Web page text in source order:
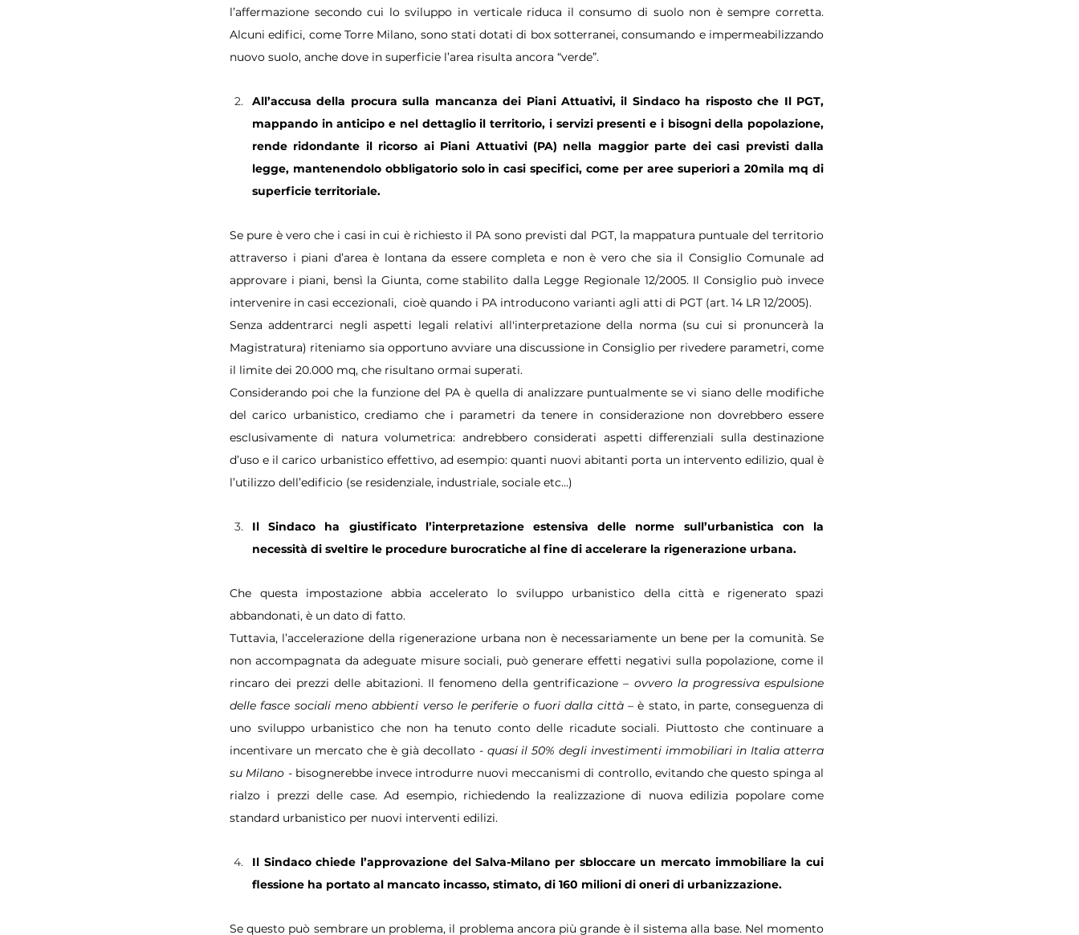
l’affermazione secondo cui lo sviluppo in verticale riduca il consumo di suolo non è sempre corretta.
Alcuni edifici, come Torre Milano, sono stati dotati di box sotterranei, consumando e impermeabilizzando
nuovo suolo, anche dove in superficie l’area risulta ancora “verde”.
All’accusa della procura sulla mancanza dei Piani Attuativi, il Sindaco ha risposto che Il PGT,
mappando in anticipo e nel dettaglio il territorio, i servizi presenti e i bisogni della popolazione,
rende ridondante il ricorso ai Piani Attuativi (PA) nella maggior parte dei casi previsti dalla
legge, mantenendolo obbligatorio solo in casi specifici, come per aree superiori a 20mila mq di
superficie territoriale.
Se pure è vero che i casi in cui è richiesto il PA sono previsti dal PGT, la mappatura puntuale del territorio
attraverso i piani d’area è lontana da essere completa e non è vero che sia il Consiglio Comunale ad
approvare i piani, bensì la Giunta, come stabilito dalla Legge Regionale 12/2005. Il Consiglio può invece
intervenire in casi eccezionali,  cioè quando i PA introducono varianti agli atti di PGT (art. 14 LR 12/2005).
Senza addentrarci negli aspetti legali relativi all'interpretazione della norma (su cui si pronuncerà la
Magistratura) riteniamo sia opportuno avviare una discussione in Consiglio per rivedere parametri, come
il limite dei 20.000 mq, che risultano ormai superati.
Considerando poi che la funzione del PA è quella di analizzare puntualmente se vi siano delle modifiche
del carico urbanistico, crediamo che i parametri da tenere in considerazione non dovrebbero essere
esclusivamente di natura volumetrica: andrebbero considerati aspetti differenziali sulla destinazione
d’uso e il carico urbanistico effettivo, ad esempio: quanti nuovi abitanti porta un intervento edilizio, qual è
l’utilizzo dell’edificio (se residenziale, industriale, sociale etc…)
Il Sindaco ha giustificato l’interpretazione estensiva delle norme sull’urbanistica con la
necessità di sveltire le procedure burocratiche al fine di accelerare la rigenerazione urbana.
Che questa impostazione abbia accelerato lo sviluppo urbanistico della città e rigenerato spazi
abbandonati, è un dato di fatto.
Tuttavia, l’accelerazione della rigenerazione urbana non è necessariamente un bene per la comunità. Se
non accompagnata da adeguate misure sociali, può generare effetti negativi sulla popolazione, come il
rincaro dei prezzi delle abitazioni. Il fenomeno della gentrificazione – ovvero la progressiva espulsione
delle fasce sociali meno abbienti verso le periferie o fuori dalla città – è stato, in parte, conseguenza di
uno sviluppo urbanistico che non ha tenuto conto delle ricadute sociali. Piuttosto che continuare a
incentivare un mercato che è già decollato - quasi il 50% degli investimenti immobiliari in Italia atterra
su Milano - bisognerebbe invece introdurre nuovi meccanismi di controllo, evitando che questo spinga al
rialzo i prezzi delle case. Ad esempio, richiedendo la realizzazione di nuova edilizia popolare come
standard urbanistico per nuovi interventi edilizi.
Il Sindaco chiede l’approvazione del Salva-Milano per sbloccare un mercato immobiliare la cui
flessione ha portato al mancato incasso, stimato, di 160 milioni di oneri di urbanizzazione.
Se questo può sembrare un problema, il problema ancora più grande è il sistema alla base. Nel momento